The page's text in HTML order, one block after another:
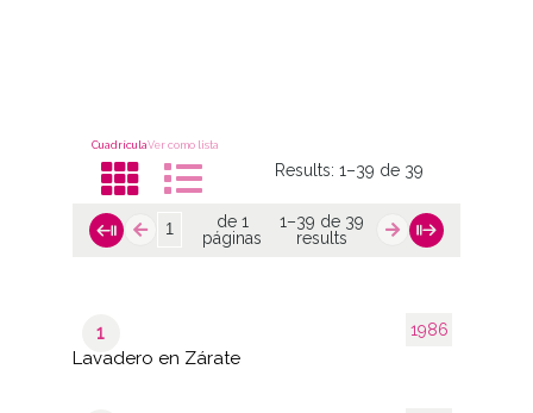
CuadrículaVer como lista
Results:1–39 de 39
de 1
páginas
1–39 de 39
results
1986
1
Lavadero en Zárate